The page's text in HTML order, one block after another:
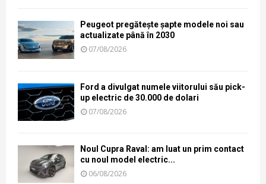
Peugeot pregătește șapte modele noi sau
actualizate până în 2030
07/08/2026
Ford a divulgat numele viitorului său pick-
up electric de 30.000 de dolari
07/08/2026
Noul Cupra Raval: am luat un prim contact
cu noul model electric...
06/08/2026